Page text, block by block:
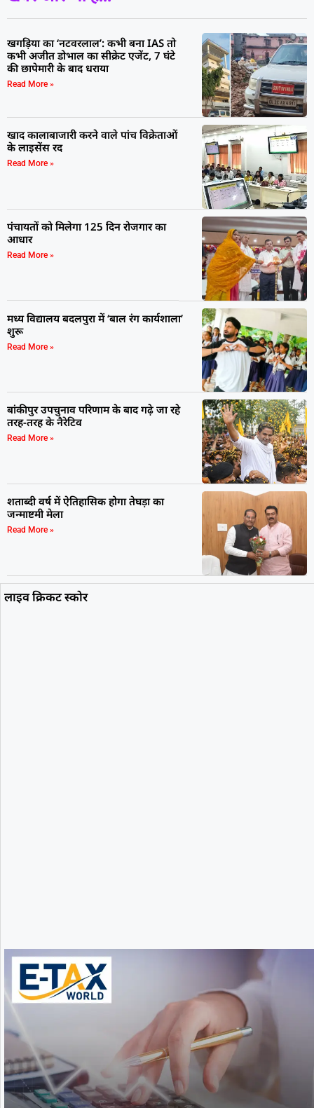
खगड़िया का ‘नटवरलाल’: कभी बना IAS तो
कभी अजीत डोभाल का सीक्रेट एजेंट, 7 घंटे
की छापेमारी के बाद धराया
Read More »
खाद कालाबाजारी करने वाले पांच विक्रेताओं
के लाइसेंस रद
Read More »
पंचायतों को मिलेगा 125 दिन रोजगार का
आधार
Read More »
मध्य विद्यालय बदलपुरा में ‘बाल रंग कार्यशाला’
शुरू
Read More »
बांकीपुर उपचुनाव परिणाम के बाद गढ़े जा रहे
तरह-तरह के नैरेटिव
Read More »
शताब्दी वर्ष में ऐतिहासिक होगा तेघड़ा का
जन्माष्टमी मेला
Read More »
लाइव क्रिकट स्कोर